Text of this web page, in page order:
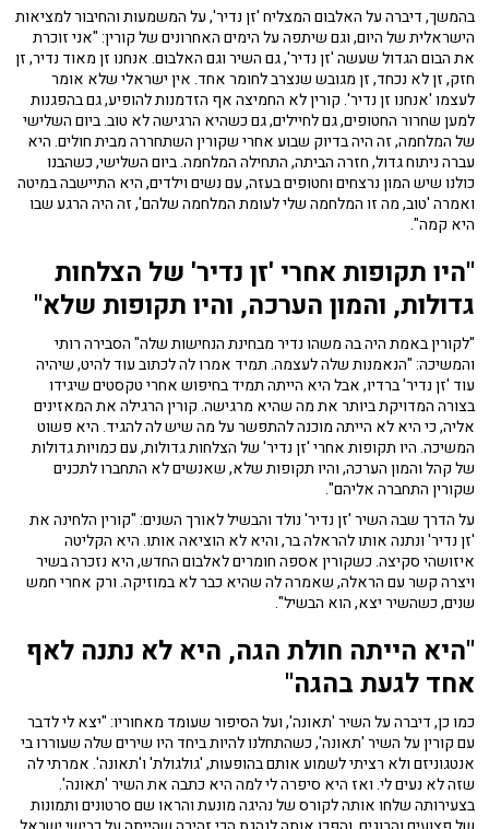
בהמשך, דיברה על האלבום המצליח 'זן נדיר', על המשמעות והחיבור למציאות
הישראלית של היום, וגם שיתפה על הימים האחרונים של קורין: "אני זוכרת
את הבום הגדול שעשה 'זן נדיר', גם השיר וגם האלבום. אנחנו זן מאוד נדיר, זן
חזק, זן לא נכחד, זן מגובש שנצרב לחומר אחד. אין ישראלי שלא אומר
לעצמו 'אנחנו זן נדיר'. קורין לא החמיצה אף הזדמנות להופיע, גם בהפגנות
למען שחרור החטופים, גם לחיילים, גם כשהיא הרגישה לא טוב. ביום השלישי
של המלחמה, זה היה בדיוק שבוע אחרי שקורין השתחררה מבית חולים. היא
עברה ניתוח גדול, חזרה הביתה, התחילה המלחמה. ביום השלישי, כשהבנו
כולנו שיש המון נרצחים וחטופים בעזה, עם נשים וילדים, היא התיישבה במיטה
ואמרה 'טוב, מה זו המלחמה שלי לעומת המלחמה שלהם', זה היה הרגע שבו
היא קמה".
"היו תקופות אחרי 'זן נדיר' של הצלחות
גדולות, והמון הערכה, והיו תקופות שלא"
"לקורין באמת היה בה משהו נדיר מבחינת הנחישות שלה" הסבירה רותי
והמשיכה: "הנאמנות שלה לעצמה. תמיד אמרו לה לכתוב עוד להיט, שיהיה
עוד 'זן נדיר' ברדיו, אבל היא הייתה תמיד בחיפוש אחרי טקסטים שיגידו
בצורה המדויקת ביותר את מה שהיא מרגישה. קורין הרגילה את המאזינים
אליה, כי היא לא הייתה מוכנה להתפשר על מה שיש לה להגיד. היא פשוט
המשיכה. היו תקופות אחרי 'זן נדיר' של הצלחות גדולות, עם כמויות גדולות
של קהל והמון הערכה, והיו תקופות שלא, שאנשים לא התחברו לתכנים
שקורין התחברה אליהם".
על הדרך שבה השיר 'זן נדיר' נולד והבשיל לאורך השנים: "קורין הלחינה את
'זן נדיר' ונתנה אותו להראלה בר, והיא לא הוציאה אותו. היא הקליטה
איזושהי סקיצה. כשקורין אספה חומרים לאלבום החדש, היא נזכרה בשיר
ויצרה קשר עם הראלה, שאמרה לה שהיא כבר לא במוזיקה. ורק אחרי חמש
שנים, כשהשיר יצא, הוא הבשיל".
"היא הייתה חולת הגה, היא לא נתנה לאף
אחד לגעת בהגה"
כמו כן, דיברה על השיר 'תאונה', ועל הסיפור שעומד מאחוריו: "יצא לי לדבר
עם קורין על השיר 'תאונה', כשהתחלנו להיות ביחד היו שירים שלה שעוררו בי
אנטגוניזם ולא רציתי לשמוע אותם בהופעות, 'גולגולת' ו'תאונה'. אמרתי לה
שזה לא נעים לי. ואז היא סיפרה לי למה היא כתבה את השיר 'תאונה'.
בצעירותה שלחו אותה לקורס של נהיגה מונעת והראו שם סרטונים ותמונות